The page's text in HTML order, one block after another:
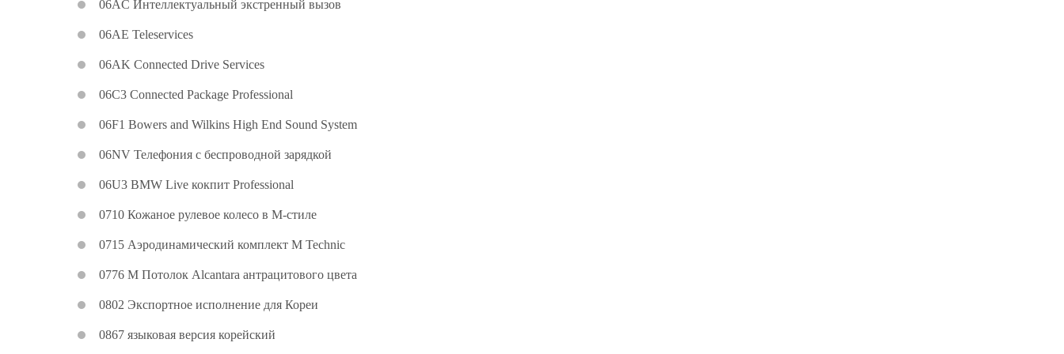
06AC Интеллектуальный экстренный вызов
06AE Teleservices
06AK Connected Drive Services
06C3 Connected Package Professional
06F1 Bowers and Wilkins High End Sound System
06NV Телефония с беспроводной зарядкой
06U3 BMW Live кокпит Professional
0710 Кожаное рулевое колесо в M-стиле
0715 Аэродинамический комплект M Technic
0776 M Потолок Alcantara антрацитового цвета
0802 Экспортное исполнение для Кореи
0867 языковая версия корейский